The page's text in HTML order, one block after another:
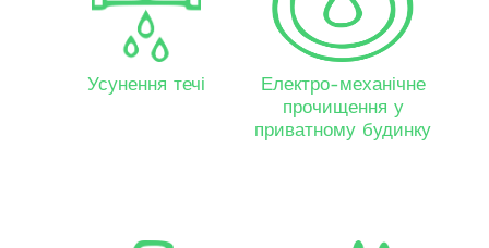
Усунення течі
Електро-механічне
прочищення у
приватному будинку